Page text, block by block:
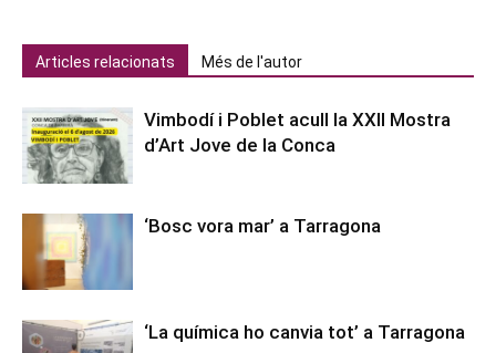
Articles relacionats Més de l'autor
Vimbodí i Poblet acull la XXII Mostra
d’Art Jove de la Conca
‘Bosc vora mar’ a Tarragona
‘La química ho canvia tot’ a Tarragona